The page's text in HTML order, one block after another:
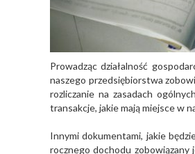
Prowadząc działalność
naszego przedsiębiorstwa
rozliczanie na zasadach
transakcje, jakie mają miejsce w
Innymi dokumentami, jakie
rocznego dochodu